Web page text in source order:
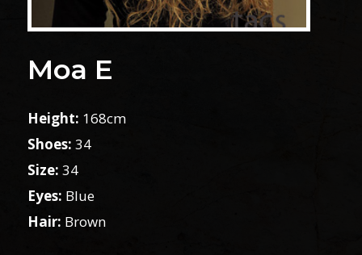
Moa E
Height: 168cm
Shoes: 34
Size: 34
Eyes: Blue
Hair: Brown